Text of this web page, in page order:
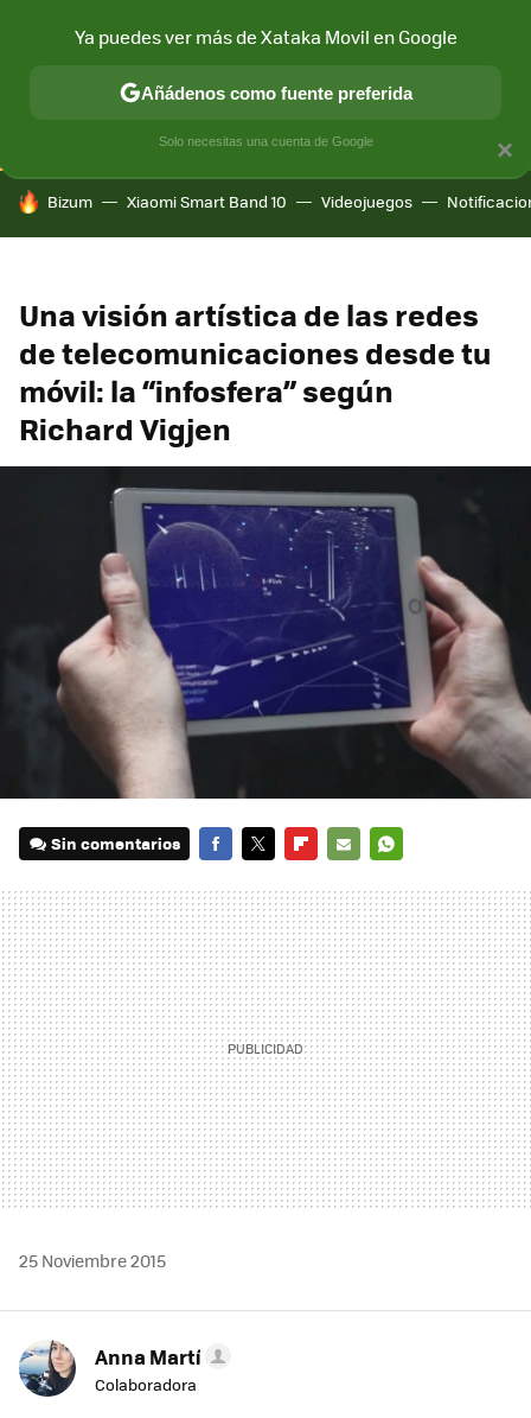
CONECTIVIDAD MÓVIL Y SOCIEDAD APLICACIONES
HOY SE HABLA DE
Bizum Xiaomi Smart Band 10 Videojuegos
Una visión artística de las redes
de telecomunicaciones desde tu
móvil: la “infosfera” según
Richard Vigjen
Sin comentarios
MAIL
25 Noviembre 2015
Anna Martí
Colaboradora
×
Ya puedes ver más de Xataka Movil en Google
Añádenos como fuente preferida
Solo necesitas una cuenta de Google